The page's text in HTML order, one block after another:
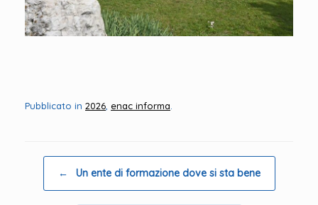
Pubblicato in 2026 enac informa
Navigazione articolo
← Un ente di formazione dove si sta bene